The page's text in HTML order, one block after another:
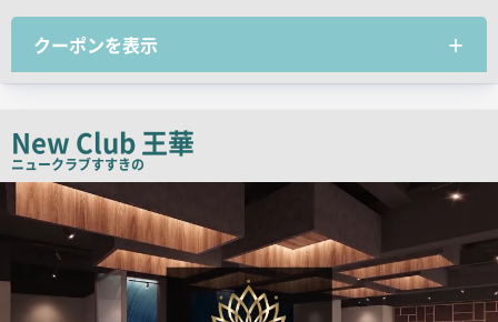
ッ
コ
クーポンを表示
New Club 王華
ニュークラブすすきの
検
結
用
画